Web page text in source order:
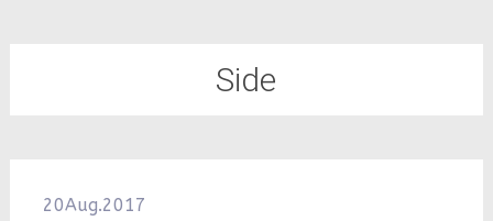
Side
20Aug.2017